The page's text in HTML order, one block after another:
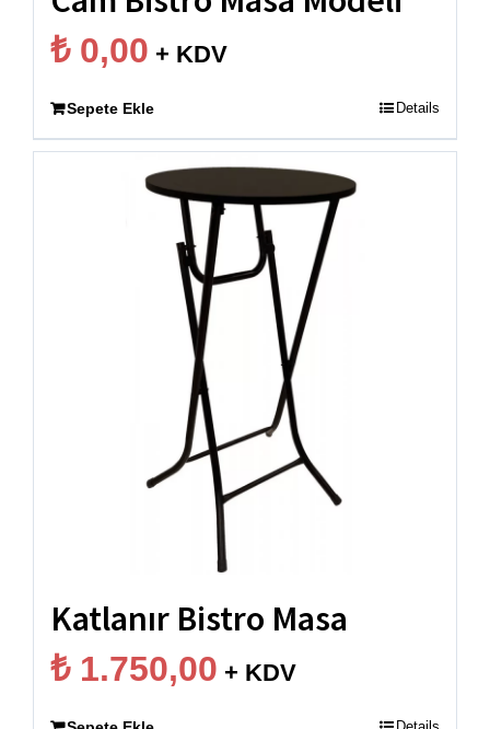
₺0,00 + KDV
Sepete Ekle Details
Katlanır Bistro Masa
₺1.750,00 + KDV